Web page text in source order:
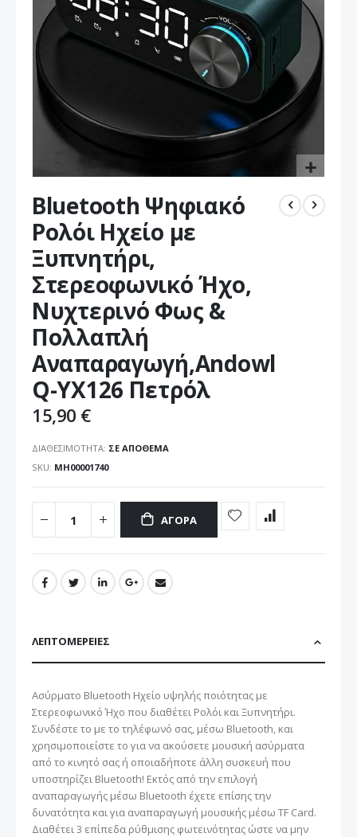
στην
αρχή
της
συλλογής
εικόνων
Bluetooth Ψηφιακό
Ρολόι Ηχείο με
Ξυπνητήρι,
Στερεοφωνικό Ήχο,
Νυχτερινό Φως &
Πολλαπλή
Αναπαραγωγή,Andowl
Q-YX126 Πετρόλ
15,90 €
ΔΙΑΘΕΣΙΜΌΤΗΤΑ: ΣΕ ΑΠΌΘΕΜΑ
SKU ΜΗ00001740
ΑΓΟΡΆ
ΛΕΠΤΟΜΈΡΕΙΕΣ
Ασύρματο Bluetooth Ηχείο υψηλής ποιότητας με
Στερεοφωνικό Ήχο που διαθέτει Ρολόι και Ξυπνητήρι.
Συνδέστε το με το τηλέφωνό σας, μέσω Bluetooth, και
χρησιμοποιείστε το για να ακούσετε μουσική ασύρματα
από το κινητό σας ή οποιαδήποτε άλλη συσκευή που
υποστηρίζει Bluetooth! Εκτός από την επιλογή
αναπαραγωγής μέσω Bluetooth έχετε επίσης την
δυνατότητα και για αναπαραγωγή μουσικής μέσω TF Card.
Διαθέτει 3 επίπεδα ρύθμισης φωτεινότητας ώστε να μην